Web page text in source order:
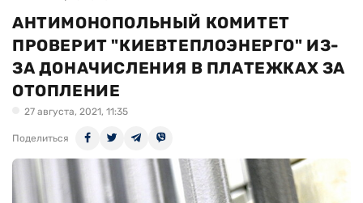
АНТИМОНОПОЛЬНЫЙ КОМИТЕТ
ПРОВЕРИТ "КИЕВТЕПЛОЭНЕРГО" ИЗ-
ЗА ДОНАЧИСЛЕНИЯ В ПЛАТЕЖКАХ ЗА
ОТОПЛЕНИЕ
27 августа, 2021, 11:35
Поделиться